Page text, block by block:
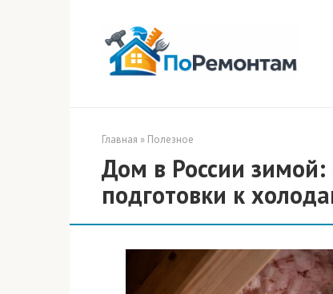
Главная » Полезное
Дом в России зимой:
подготовки к